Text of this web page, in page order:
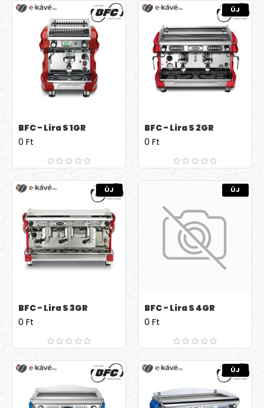
BFC - Lira S 1GR
0 Ft
ÚJ
BFC - Lira S 2GR
0 Ft
ÚJ
BFC - Lira S 3GR
0 Ft
ÚJ
BFC - Lira S 4GR
0 Ft
ÚJ